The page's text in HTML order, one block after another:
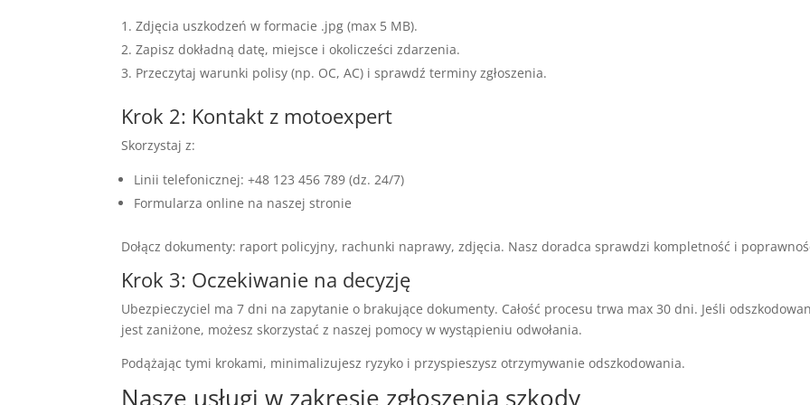
Zdjęcia uszkodzeń w formacie .jpg (max 5 MB).
Zapisz dokładną datę, miejsce i okolicześci zdarzenia.
Przeczytaj warunki polisy (np. OC, AC) i sprawdź terminy zgłoszenia.
Krok 2: Kontakt z motoexpert
Skorzystaj z:
Linii telefonicznej: +48 123 456 789 (dz. 24/7)
Formularza online na naszej stronie
Dołącz dokumenty: raport policyjny, rachunki naprawy, zdjęcia. Nasz doradca sprawdzi kompletność i
Krok 3: Oczekiwanie na decyzję
Ubezpieczyciel ma 7 dni na zapytanie o brakujące dokumenty. Całość procesu trwa max 30 dni. Jeśli
jest zaniżone, możesz skorzystać z naszej pomocy w wystąpieniu odwołania.
Podążając tymi krokami, minimalizujesz ryzyko i przyspieszysz otrzymywanie odszkodowania.
Nasze usługi w zakresie zgłoszenia szkody